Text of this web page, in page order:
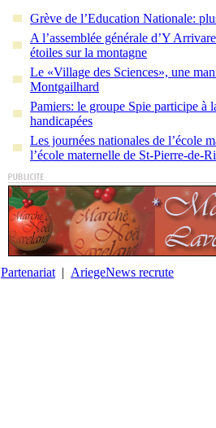
Grève de l’Education Nationale:
A l’assemblée générale d’Y
étoiles sur la montagne
Le «Village des Sciences», une
Montgailhard
Pamiers: le groupe Spie participe à
handicapées
Les journées nationales de l’école
l’école maternelle de St-Pierre-de-
Partenariat | AriegeNews recrute